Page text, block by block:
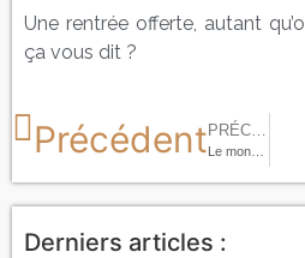
Une rentrée offerte, autant
ça vous dit ?
Précédent
Derniers articles :